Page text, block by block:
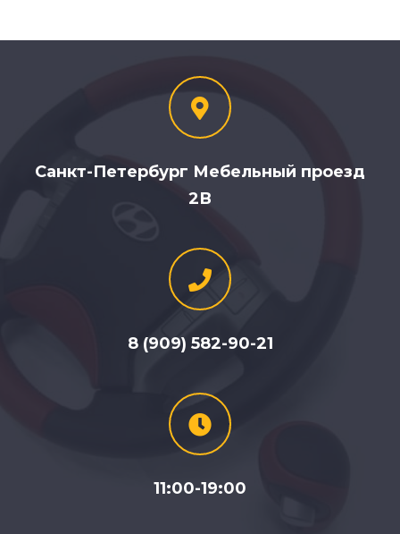
Санкт-Петербург Мебельный проезд
2В
8 (909) 582-90-21
11:00-19:00